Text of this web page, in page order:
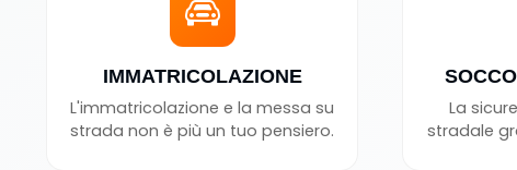
IMMATRICOLAZIONE
L'immatricolazione e la messa su
strada non è più un tuo pensiero.
La
stradale